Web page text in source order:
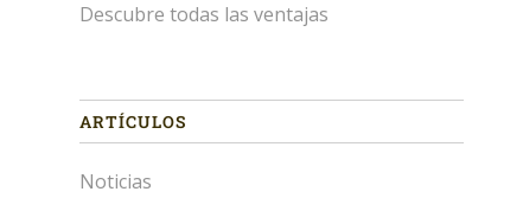
Descubre todas las ventajas
ARTÍCULOS
Noticias